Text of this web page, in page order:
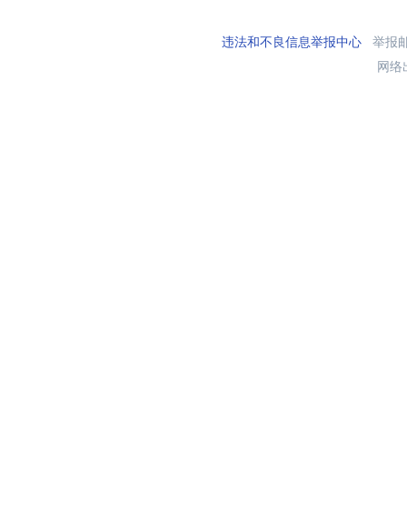
违法和不良信息举报中心举报
网